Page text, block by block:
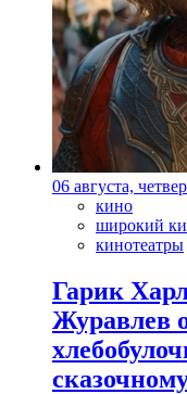
06 августа,
кино
широкий
кинотеатры
Гарик
Журавлев